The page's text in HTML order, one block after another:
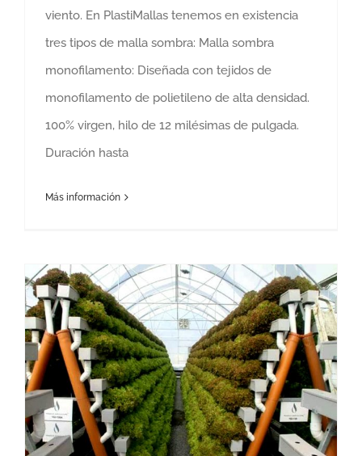
viento. En PlastiMallas tenemos en existencia
tres tipos de malla sombra: Malla sombra
monofilamento: Diseñada con tejidos de
monofilamento de polietileno de alta densidad.
100% virgen, hilo de 12 milésimas de pulgada.
Duración hasta
Más información